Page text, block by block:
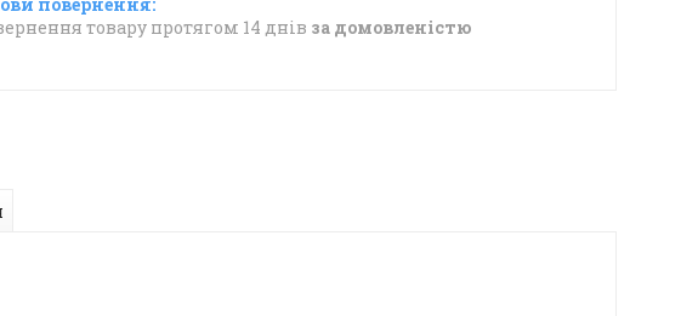
товару протягом 14 днів за домовленістю